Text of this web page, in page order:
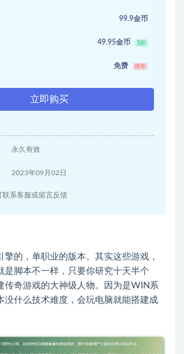
99.9金币
49.95金币 5折
免费 推荐
立即购买
永久有效
2023年09月02日
系客服或留言反馈
擎的，单职业的版本。其实这些游戏，
是脚本不一样，只要你研究十天半个
传奇游戏的大神级人物。因为是WIN系
没什么技术难度，会玩电脑就能搭建成